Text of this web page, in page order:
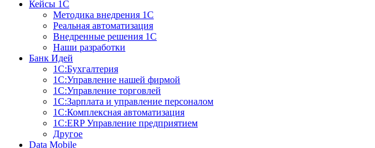
Кейсы 1С
Методика внедрения 1С
Реальная автоматизация
Внедренные решения 1С
Наши разработки
Банк Идей
1С:Бухгалтерия
1С:Управление нашей фирмой
1С:Управление торговлей
1С:Зарплата и управление персоналом
1С:Комплексная автоматизация
1С:ERP Управление предприятием
Другое
Data Mobile